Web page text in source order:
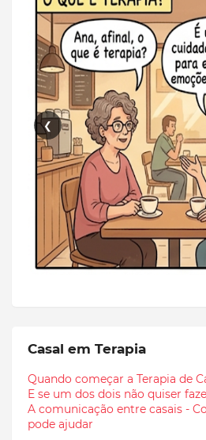
❮
Casal em Terapia
Quando começar a Terapia de
E se um dos dois não quiser
A comunicação entre casais -
pode ajudar